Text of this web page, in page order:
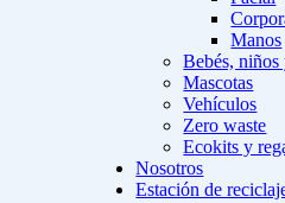
Manos
Bebés, niños
Mascotas
Vehículos
Zero waste
Ecokits y
Nosotros
Estación de